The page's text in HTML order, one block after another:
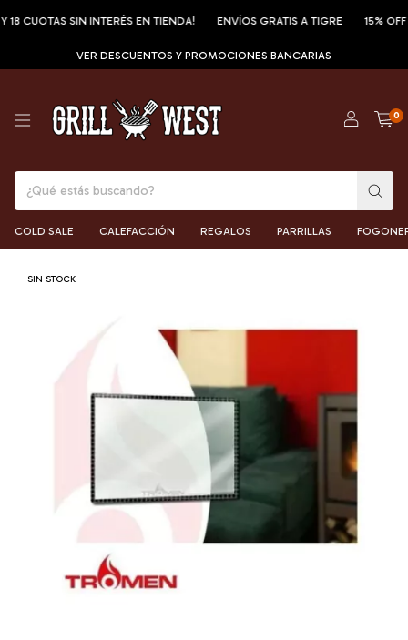
SIN INTERÉS EN TIENDA! ENVÍOS GRATIS A TIGRE 15% OFF POR
VER DESCUENTOS Y PROMOCIONES BANCARIAS
0
COLD SALE CALEFACCIÓN REGALOS PARRILLAS
SIN STOCK